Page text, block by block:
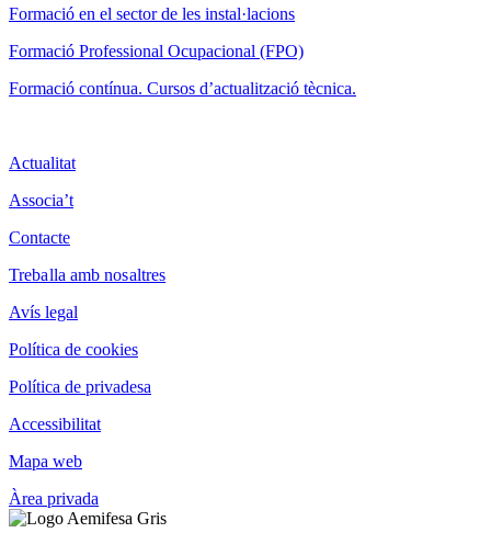
Formació en el sector de les instal·lacions
Formació Professional Ocupacional (FPO)
Formació contínua. Cursos d’actualització tècnica.
Actualitat
Associa’t
Contacte
Treballa amb nosaltres
Avís legal
Política de cookies
Política de privadesa
Accessibilitat
Mapa web
Àrea privada